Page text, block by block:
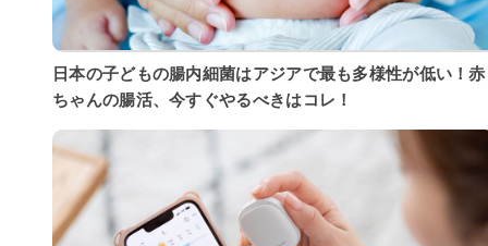
日本の子どもの腸内細菌はアジアで最も多様性が低い！赤
ちゃんの腸活、今すぐやるべきはコレ！